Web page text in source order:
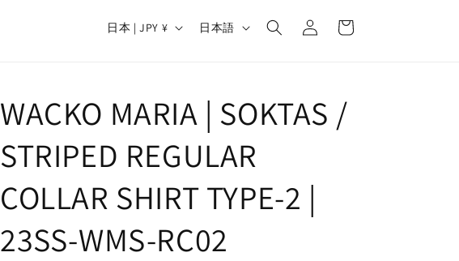
国
域
日本 | JPY ¥
言
日本語
グ
イ
ー
WACKO MARIA | SOKTAS /
STRIPED REGULAR
COLLAR SHIRT TYPE-2 |
23SS-WMS-RC02